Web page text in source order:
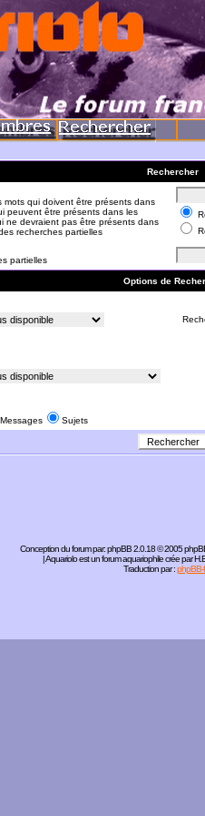
Rechercher
mots qui doivent être présents dans
peuvent être présents dans les
ne devraient pas être présents dans
recherches partielles
partielles
Options de
Messages Sujets
Conception du forum par:phpBB2.0.18 © 2005
| Aquariolo est un forum aquariophile crée par
Traduction par :phpBB-